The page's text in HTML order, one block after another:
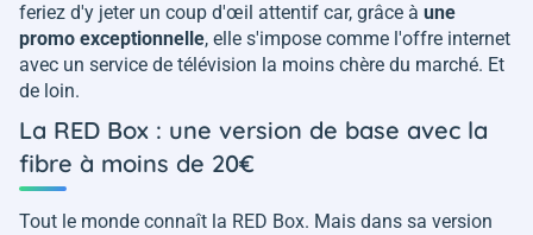
feriez d'y jeter un coup d'œil attentif car, grâce à une
promo exceptionnelle, elle s'impose comme l'offre internet
avec un service de télévision la moins chère du marché. Et
de loin.
La RED Box : une version de base avec la
fibre à moins de 20€
Tout le monde connaît la RED Box. Mais dans sa version